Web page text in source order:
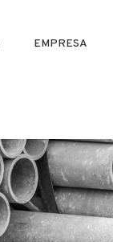
EMPRESA